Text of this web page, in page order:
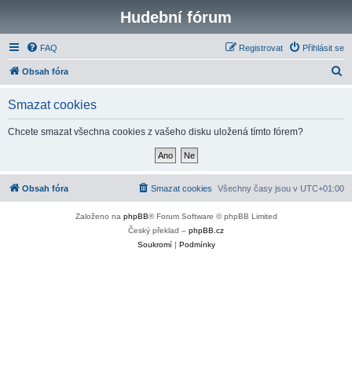
Hudební fórum
FAQ Přihlásit se
Registrovat
Obsah fóra
Smazat cookies
Chcete smazat všechna cookies z vašeho disku uložená tímto fórem?
Obsah fóra Všechny časy jsou v UTC+01:00
Smazat cookies
Založeno na phpBB® Forum Software © phpBB Limited
Český překlad – phpBB.cz
Soukromí| Podmínky